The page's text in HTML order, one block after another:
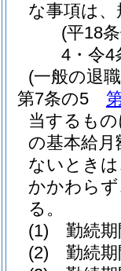
な事項は
(平18
4・令4
(一般の退
第7条の5
当するも
の基本給月
ないとき
かかわら
る。
(1)
勤続
(2)
勤続